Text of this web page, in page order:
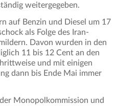
weitergegeben.
auf Benzin und Diesel um 17
als Folge des Iran-
Davon wurden in den
11 bis 12 Cent an den
und mit einigen
dann bis Ende Mai immer
Monopolkommission und